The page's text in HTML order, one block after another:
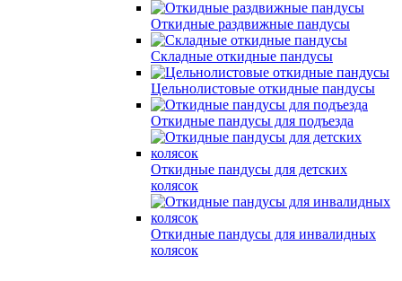
Откидные раздвижные пандусы
Складные откидные пандусы
Цельнолистовые откидные пандусы
Откидные пандусы для подъезда
Откидные пандусы для детских
колясок
Откидные пандусы для инвалидных
колясок